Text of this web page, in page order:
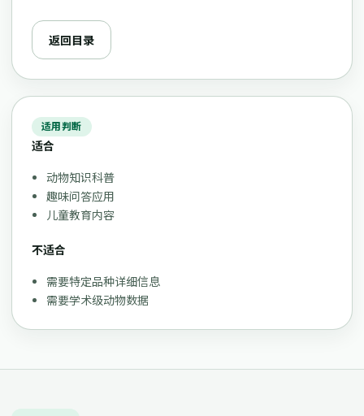
返回目录
适用判断
适合
动物知识科普
趣味问答应用
儿童教育内容
不适合
需要特定品种详细信息
需要学术级动物数据